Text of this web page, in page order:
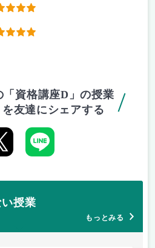
「資格講座D」の授業
友達にシェアする
授業
もっとみる